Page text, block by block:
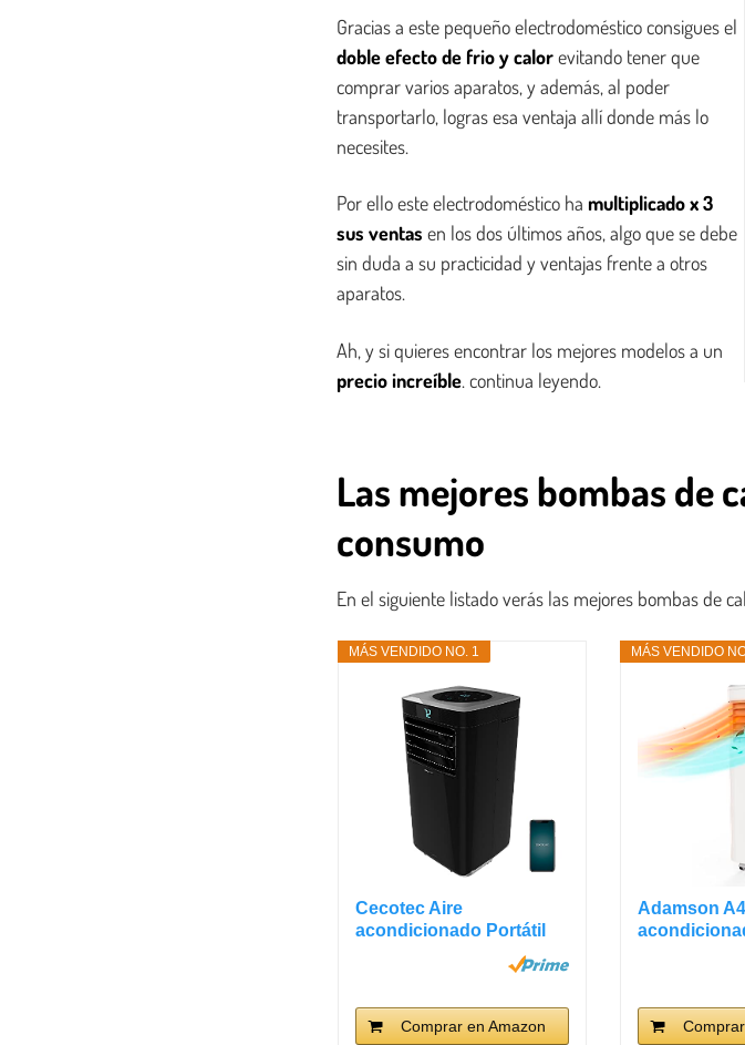
Gracias a este pequeño electrodoméstico consigues el
doble efecto de frio y calorevitando tener que
comprar varios aparatos, y además, al poder
transportarlo, logras esa ventaja allí donde más lo
necesites.
Por ello este electrodoméstico ha multiplicado x 3
sus ventas en los dos últimos años, algo que se debe
sin duda a su practicidad y ventajas frente a otros
aparatos.
Ah, y si quieres encontrar los mejores modelos a un
precio increíble. continua leyendo.
Las mejores bombas de
consumo
En el siguiente listado verás las mejores bombas de
MÁS VENDIDO NO. 1
Cecotec Aire
acondicionado Portátil
Comprar en Amazon
MÁS VENDIDO
Adamson